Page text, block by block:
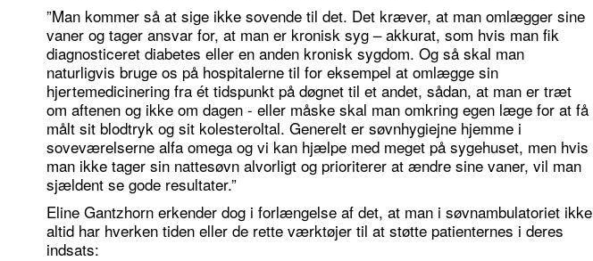
”Man kommer så at sige ikke sovende til det. Det kræver, at man omlægger sine
vaner og tager ansvar for, at man er kronisk syg – akkurat, som hvis man fik
diagnosticeret diabetes eller en anden kronisk sygdom. Og så skal man
naturligvis bruge os på hospitalerne til for eksempel at omlægge sin
hjertemedicinering fra ét tidspunkt på døgnet til et andet, sådan, at man er træt
om aftenen og ikke om dagen - eller måske skal man omkring egen læge for at få
målt sit blodtryk og sit kolesteroltal. Generelt er søvnhygiejne hjemme i
soveværelserne alfa omega og vi kan hjælpe med meget på sygehuset, men hvis
man ikke tager sin nattesøvn alvorligt og prioriterer at ændre sine vaner, vil man
sjældent se gode resultater.”
Eline Gantzhorn erkender dog i forlængelse af det, at man i søvnambulatoriet ikke
altid har hverken tiden eller de rette værktøjer til at støtte patienternes i deres
indsats: